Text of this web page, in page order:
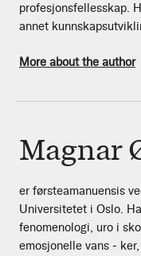
profesjonsfellesskap.
annet
More about the author
Magnar
er førsteamanuensis
Universitetet i Oslo.
fenomenologi, uro i
emosjonelle vans -